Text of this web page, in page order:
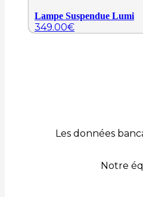
Lampe Suspendue Lumi
349.00€
Les données
Notre